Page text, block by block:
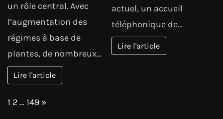
un rôle central. Avec
l’augmentation des
régimes à base de
plantes, de nombreux…
Lire l'article
actuel, un accueil
téléphonique de…
Lire l'article
Page:
1 2…149 Next
»